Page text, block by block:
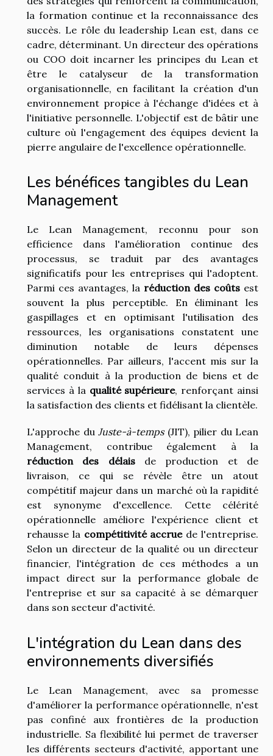
la formation continue et la reconnaissance des
succès. Le rôle du leadership Lean est, dans ce
cadre, déterminant. Un directeur des opérations
ou COO doit incarner les principes du Lean et
être le catalyseur de la transformation
organisationnelle, en facilitant la création d'un
environnement propice à l'échange d'idées et à
l'initiative personnelle. L'objectif est de bâtir une
culture où l'engagement des équipes devient la
pierre angulaire de l'excellence opérationnelle.
Les bénéfices tangibles du Lean
Management
Le Lean Management, reconnu pour son
efficience dans l'amélioration continue des
processus, se traduit par des avantages
significatifs pour les entreprises qui l'adoptent.
Parmi ces avantages, la réduction des coûts est
souvent la plus perceptible. En éliminant les
gaspillages et en optimisant l'utilisation des
ressources, les organisations constatent une
diminution notable de leurs dépenses
opérationnelles. Par ailleurs, l'accent mis sur la
qualité conduit à la production de biens et de
services à la qualité supérieure, renforçant ainsi
la satisfaction des clients et fidélisant la clientèle.
L'approche du Juste-à-temps(JIT), pilier du Lean
Management, contribue également à la
réduction des délaisde production et de
livraison, ce qui se révèle être un atout
compétitif majeur dans un marché où la rapidité
est synonyme d'excellence. Cette célérité
opérationnelle améliore l'expérience client et
rehausse la compétitivité accruede l'entreprise.
Selon un directeur de la qualité ou un directeur
financier, l'intégration de ces méthodes a un
impact direct sur la performance globale de
l'entreprise et sur sa capacité à se démarquer
dans son secteur d'activité.
L'intégration du Lean dans des
environnements diversifiés
Le Lean Management, avec sa promesse
d'améliorer la performance opérationnelle, n'est
pas confiné aux frontières de la production
industrielle. Sa flexibilité lui permet de traverser
les différents secteurs d'activité, apportant une